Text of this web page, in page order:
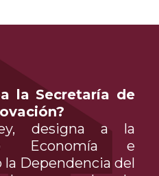
la Secretaría de
designa a la
Economía e
Dependencia del